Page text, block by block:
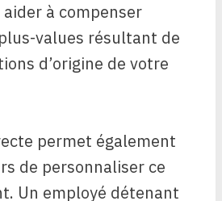
à compenser
values ​​​​résultant de
d’origine de votre
permet également
de personnaliser ce
Un employé détenant